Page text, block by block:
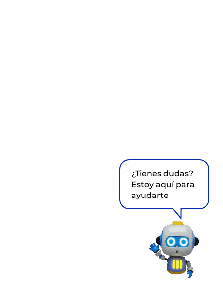
¿Tienes dudas?
Estoy aquí para
ayudarte